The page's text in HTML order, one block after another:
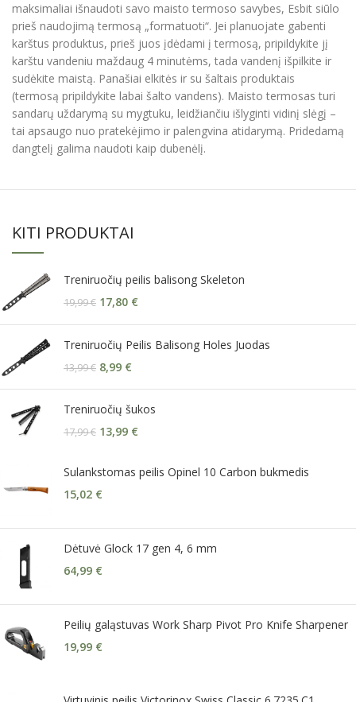
maksimaliai išnaudoti savo maisto termoso savybes, Esbit siūlo
prieš naudojimą termosą „formatuoti“. Jei planuojate gabenti
karštus produktus, prieš juos įdėdami į termosą, pripildykite jį
karštu vandeniu maždaug 4 minutėms, tada vandenį išpilkite ir
sudėkite maistą. Panašiai elkitės ir su šaltais produktais
(termosą pripildykite labai šalto vandens). Maisto termosas turi
sandarų uždarymą su mygtuku, leidžiančiu išlyginti vidinį slėgį –
tai apsaugo nuo pratekėjimo ir palengvina atidarymą. Pridedamą
dangtelį galima naudoti kaip dubenėlį.
KITI PRODUKTAI
Treniruočių peilis balisong Skeleton
19,99€ 17,80 €
Treniruočių Peilis Balisong Holes Juodas
13,99€ 8,99 €
Treniruočių šukos
17,99€ 13,99 €
Sulankstomas peilis Opinel 10 Carbon bukmedis
15,02 €
Dėtuvė Glock 17 gen 4, 6 mm
64,99 €
Peilių galąstuvas Work Sharp Pivot Pro Knife Sharpener
19,99 €